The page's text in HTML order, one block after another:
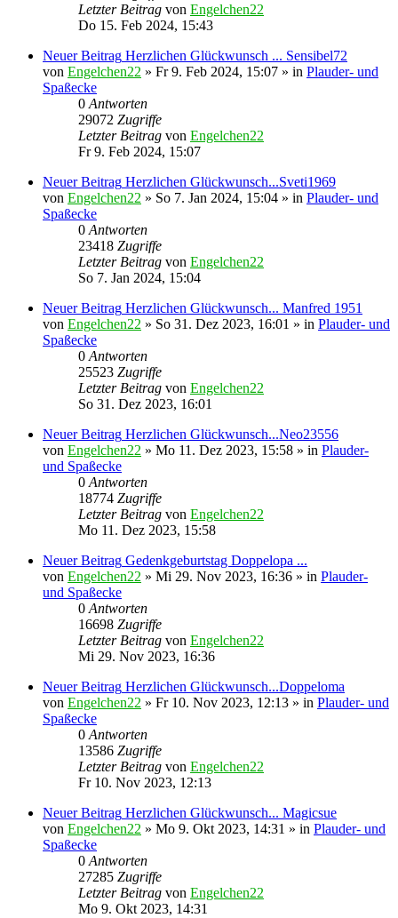
Letzter Beitrag von Engelchen22
Do 15. Feb 2024, 15:43
Neuer Beitrag Herzlichen Glückwunsch ... Sensibel72
von Engelchen22 » Fr 9. Feb 2024, 15:07 » in Plauder- und
Spaßecke
0Antworten
29072 Zugriffe
Letzter Beitrag von Engelchen22
Fr 9. Feb 2024, 15:07
Neuer Beitrag Herzlichen Glückwunsch...Sveti1969
von Engelchen22 » So 7. Jan 2024, 15:04 » in Plauder- und
Spaßecke
0Antworten
23418 Zugriffe
Letzter Beitrag von Engelchen22
So 7. Jan 2024, 15:04
Neuer Beitrag Herzlichen Glückwunsch... Manfred 1951
von Engelchen22 » So 31. Dez 2023, 16:01 » in Plauder- und
Spaßecke
0Antworten
25523 Zugriffe
Letzter Beitrag von Engelchen22
So 31. Dez 2023, 16:01
Neuer Beitrag Herzlichen Glückwunsch...Neo23556
von Engelchen22 » Mo 11. Dez 2023, 15:58 » in Plauder-
und Spaßecke
0Antworten
18774 Zugriffe
Letzter Beitrag von Engelchen22
Mo 11. Dez 2023, 15:58
Neuer Beitrag Gedenkgeburtstag Doppelopa ...
von Engelchen22 » Mi 29. Nov 2023, 16:36 » in Plauder-
und Spaßecke
0Antworten
16698 Zugriffe
Letzter Beitrag von Engelchen22
Mi 29. Nov 2023, 16:36
Neuer Beitrag Herzlichen Glückwunsch...Doppeloma
von Engelchen22 » Fr 10. Nov 2023, 12:13 » in Plauder- und
Spaßecke
0Antworten
13586 Zugriffe
Letzter Beitrag von Engelchen22
Fr 10. Nov 2023, 12:13
Neuer Beitrag Herzlichen Glückwunsch... Magicsue
von Engelchen22 » Mo 9. Okt 2023, 14:31 » in Plauder- und
Spaßecke
0Antworten
27285 Zugriffe
Letzter Beitrag von Engelchen22
Mo 9. Okt 2023, 14:31